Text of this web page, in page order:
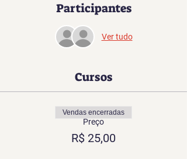
Participantes
Ver tudo
Cursos
Preço
R$ 25,00
Vendas encerradas